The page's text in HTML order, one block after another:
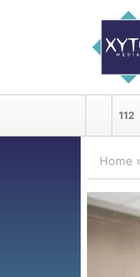
112
Home